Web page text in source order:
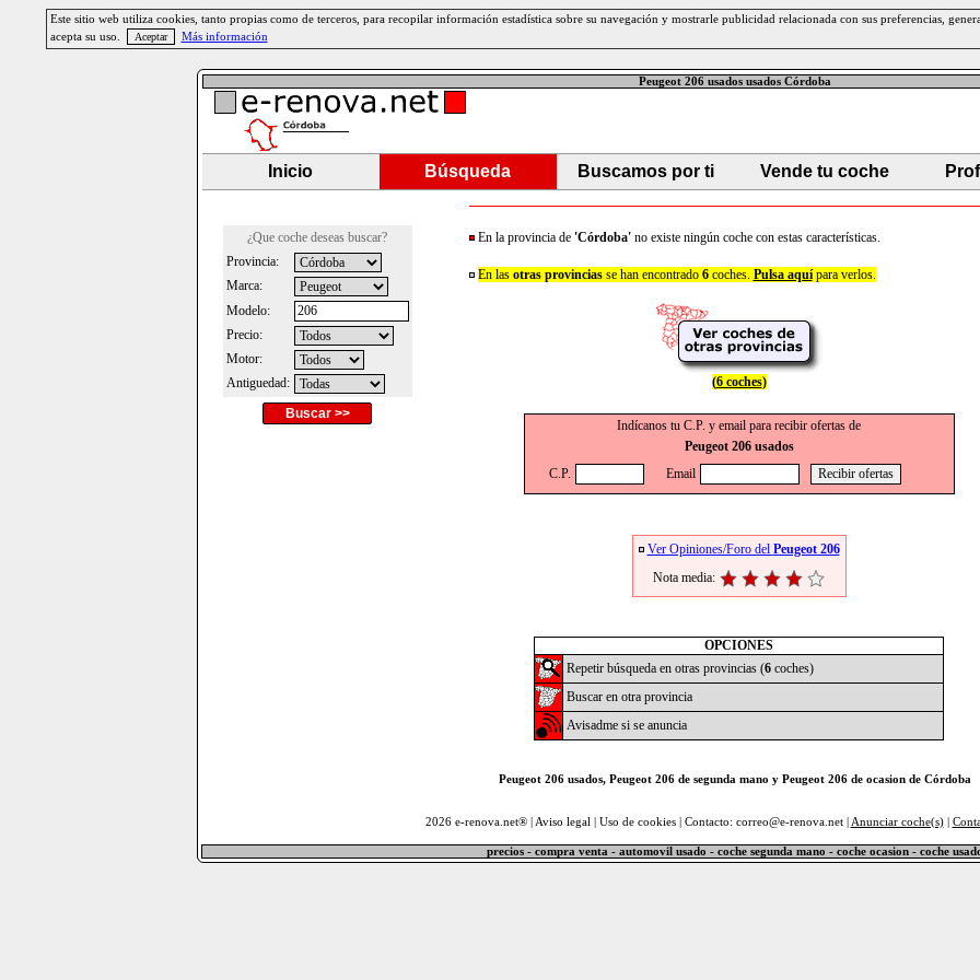
Este sitio web utiliza cookies, tanto propias como de terceros, para recopilar información estadística sobre su navegación y mostrarle publicidad relacionada con sus preferencias,
acepta su uso.
Más información
Peugeot 206 usados usados Córdoba
Inicio Búsqueda Buscamos por ti Vende tu coche
¿Que coche deseas buscar?
Provincia:
Marca:
Modelo:
Precio:
Motor:
Antiguedad:
Buscar >>
En la provincia de 'Córdoba'no existe ningún coche con estas características.
En las otras provinciasse han encontrado 6coches. Pulsa aquípara verlos.
(6 coches)
Indícanos tu C.P. y email para recibir ofertas de
Peugeot 206 usados
C.P.
Email
Ver Opiniones/Foro del Peugeot 206
Nota media:
OPCIONES
Repetir búsqueda en otras provincias (6 coches)
Buscar en otra provincia
Avisadme si se anuncia
Peugeot 206 usados, Peugeot 206 de segunda mano y Peugeot 206 de ocasion de Córdoba
2026 e-renova.net® | Aviso legal Uso de cookies| Contacto: correo@e-renova.net | Anunciar coche(s)|
precios - compra venta - automovil usado - coche segunda mano - coche ocasion - coche